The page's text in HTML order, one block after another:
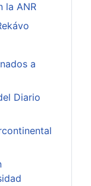
la ANR
a
Diario